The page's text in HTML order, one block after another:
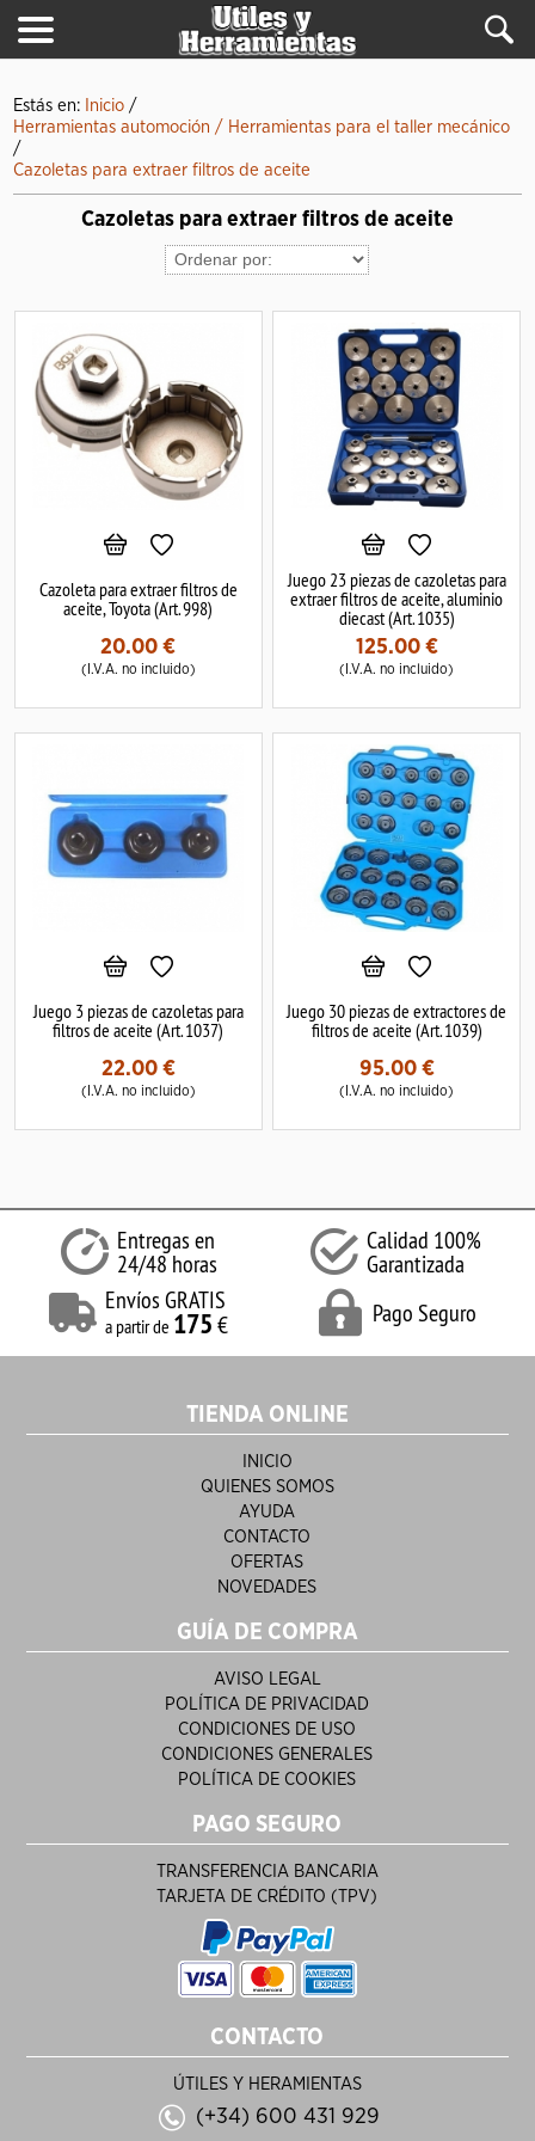
Estás en: Inicio /
Herramientas automoción / Herramientas para el taller mecánico
/
Cazoletas para extraer filtros de aceite
Cazoletas para extraer filtros de aceite
Cazoleta para extraer filtros de
aceite, Toyota (Art. 998)
20.00 €
(I.V.A. no incluido)
Juego 23 piezas de cazoletas para
extraer filtros de aceite, aluminio
diecast (Art. 1035)
125.00€
(I.V.A. no incluido)
Juego 3 piezas de cazoletas para
filtros de aceite (Art. 1037)
22.00€
(I.V.A. no incluido)
Juego 30 piezas de extractores de
filtros de aceite (Art. 1039)
95.00€
(I.V.A. no incluido)
Entregas en
24/48 horas
Calidad 100%
Garantizada
Envíos GRATIS
a partir de 175 € Pago Seguro
TIENDA ONLINE
INICIO
QUIENES SOMOS
AYUDA
CONTACTO
OFERTAS
NOVEDADES
GUÍA DE COMPRA
AVISO LEGAL
POLÍTICA DE PRIVACIDAD
CONDICIONES DE USO
CONDICIONES GENERALES
POLÍTICA DE COOKIES
PAGO SEGURO
TRANSFERENCIA BANCARIA
TARJETA DE CRÉDITO (TPV)
CONTACTO
ÚTILES Y HERAMIENTAS
(+34) 600 431 929